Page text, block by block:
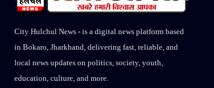
City Hulchul News - is a digital news platform based
in Bokaro, Jharkhand, delivering fast, reliable, and
local news updates on politics, society, youth,
education, culture, and more.